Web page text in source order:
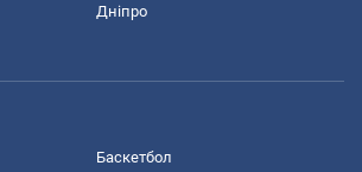
Дніпро
Баскетбол